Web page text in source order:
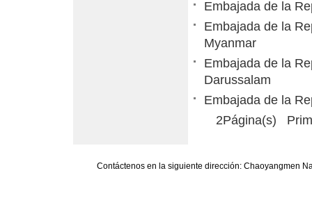
Embajada de la
Embajada de la
Myanmar
Embajada de la
Darussalam
Embajada de la
2Página(s)
Contáctenos en la siguiente dirección: Chaoyangmen